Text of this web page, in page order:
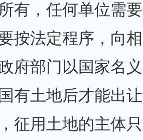
有，任何单位需
按法定程序，向
府部门以国家名
有土地后才能出
征用土地的主体